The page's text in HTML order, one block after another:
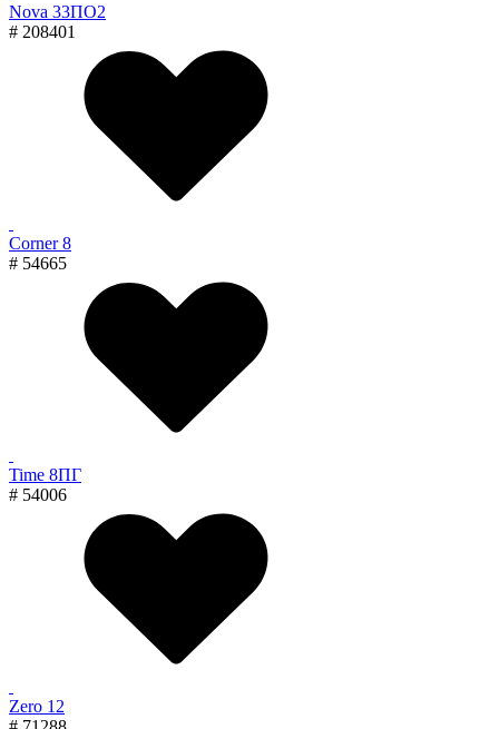
Nova 33ПО2
# 208401
Corner 8
# 54665
Time 8ПГ
# 54006
Zero 12